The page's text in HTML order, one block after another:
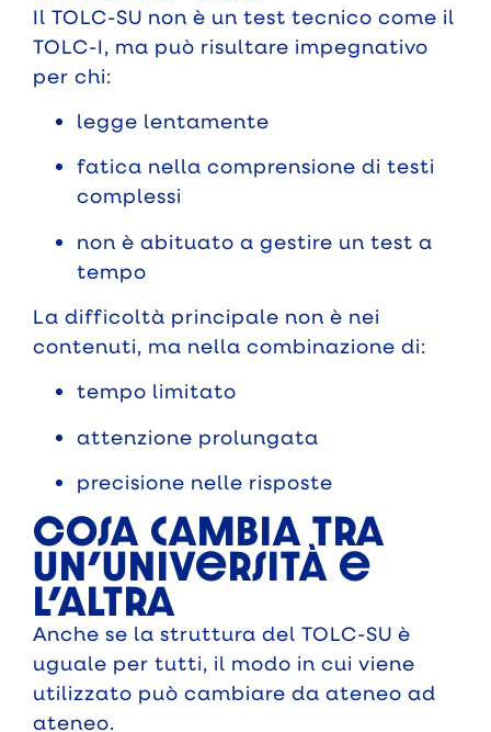
Il TOLC-SU non è un test tecnico come il
TOLC-I, ma può risultare impegnativo
per chi:
legge lentamente
fatica nella comprensione di testi
complessi
non è abituato a gestire un test a
tempo
La difficoltà principale non è nei
contenuti, ma nella combinazione di:
tempo limitato
attenzione prolungata
precisione nelle risposte
Cosa cambia tra
un’università e
l’altra
Anche se la struttura del TOLC-SU è
uguale per tutti, il modo in cui viene
utilizzato può cambiare da ateneo ad
ateneo.